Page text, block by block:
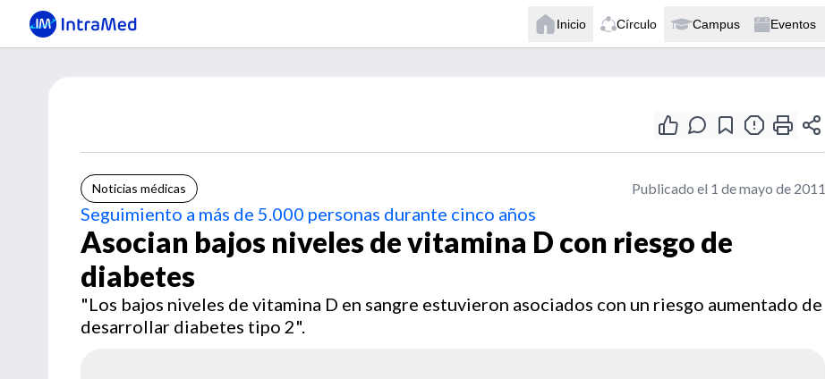
Inicio Círculo Campus Eventos
Noticias médicas Publicado el 1 de mayo de 2011
Seguimiento a más de 5.000 personas durante cinco años
Asocian bajos niveles de vitamina D con riesgo de
diabetes
"Los bajos niveles de vitamina D en sangre estuvieron asociados con un riesgo aumentado de
desarrollar diabetes tipo 2".